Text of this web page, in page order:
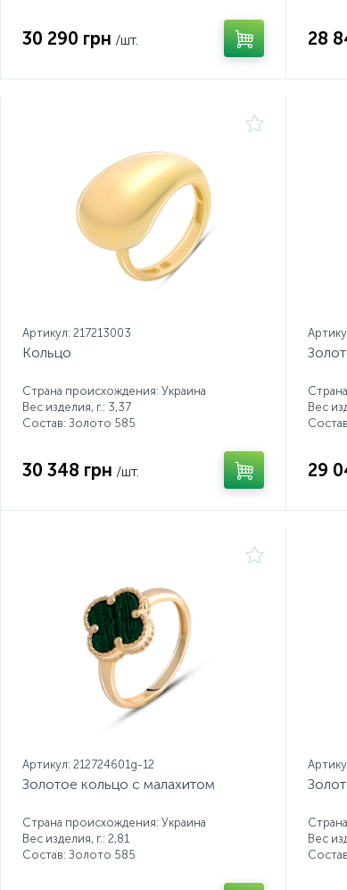
30 290 грн /шт. 28
Артикул: 217213003
Кольцо
Страна происхождения: Украина
Вес изделия, г.: 3,37
Состав: Золото 585
30 348 грн /шт.
Вес
29
Артикул: 212724601g-12
Золотое кольцо с малахитом
Страна происхождения: Украина
Вес изделия, г.: 2,81
Состав: Золото 585
Вес